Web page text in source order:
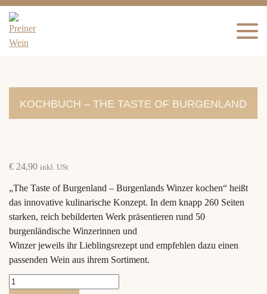
KOCHBUCH – THE TASTE OF BURGENLAND
€ 24,90 inkl. USt
„The Taste of Burgenland – Burgenlands Winzer kochen“ heißt
das innovative kulinarische Konzept. In dem knapp 260 Seiten
starken, reich bebilderten Werk präsentieren rund 50
burgenländische Winzerinnen und
Winzer jeweils ihr Lieblingsrezept und empfehlen dazu einen
passenden Wein aus ihrem Sortiment.
Kochbuch